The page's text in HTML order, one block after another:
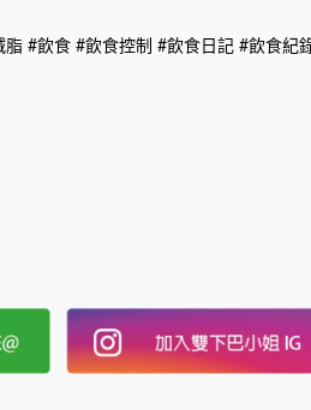
#飲食 #飲食控制 #飲食日記 #飲食紀